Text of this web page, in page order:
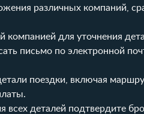
различных компаний,
компанией для уточнения
письмо по электронной
поездки, включая
всех деталей подтвердите